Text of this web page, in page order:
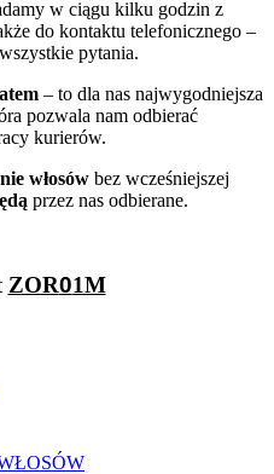
w ciągu kilku godzin z
do kontaktu telefonicznego –
pytania.
– to dla nas najwygodniejsza
pozwala nam odbierać
kurierów.
włosów bez wcześniejszej
przez nas odbierane.
ZOR01M